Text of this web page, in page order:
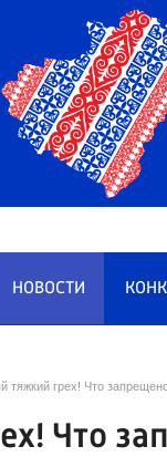
НОВОСТИ
тяжкий грех! Что
Что